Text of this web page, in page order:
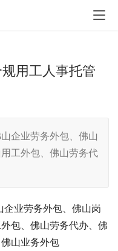
用工人事托管
企业劳务外包、佛山
工外包、佛山劳务代
业劳务外包、佛山岗
包、佛山劳务代办、佛
山业务外包